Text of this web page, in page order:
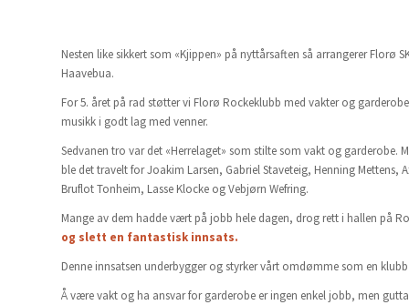
Nesten like sikkert som «Kjippen» på nyttårsaften så arrangerer Florø
Haavebua.
For 5. året på rad støtter vi Florø Rockeklubb med vakter og
musikk i godt lag med venner.
Sedvanen tro var det «Herrelaget» som stilte som vakt og
ble det travelt for Joakim Larsen, Gabriel Staveteig, Henning
Bruflot Tonheim, Lasse Klocke og Vebjørn Wefring.
Mange av dem hadde vært på jobb hele dagen, drog rett i hallen på
og slett en fantastisk innsats.
Denne innsatsen underbygger og styrker vårt omdømme som en
Å være vakt og ha ansvar for garderobe er ingen enkel jobb, men